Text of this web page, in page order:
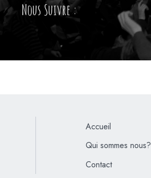
Nous Suivre :
Accueil
Qui sommes nous?
Contact